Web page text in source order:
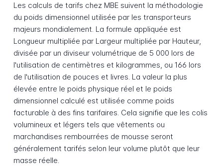
Les calculs de tarifs chez MBE suivent la méthodologie
du poids dimensionnel utilisée par les transporteurs
majeurs mondialement. La formule appliquée est
Longueur multipliée par Largeur multipliée par Hauteur,
divisée par un diviseur volumétrique de 5 000 lors de
l'utilisation de centimètres et kilogrammes, ou 166 lors
de l'utilisation de pouces et livres. La valeur la plus
élevée entre le poids physique réel et le poids
dimensionnel calculé est utilisée comme poids
facturable à des fins tarifaires. Cela signifie que les colis
volumineux et légers tels que vêtements ou
marchandises rembourrées de mousse seront
généralement tarifés selon leur volume plutôt que leur
masse réelle.